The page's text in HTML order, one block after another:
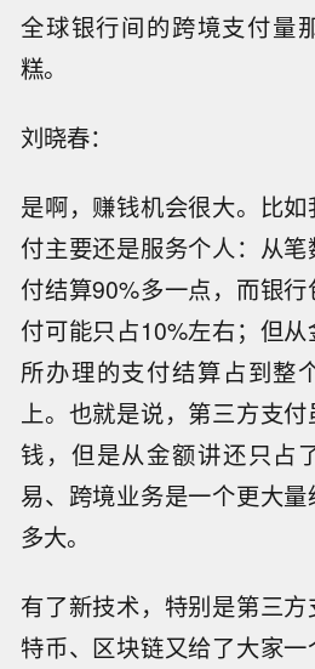
全球银行间的跨境支付量
糕。
刘晓春：
是啊，赚钱机会很大。比
付主要还是服务个人：从
付结算90%多一点，而银
付可能只占10%左右；但
所办理的支付结算占到整
上。也就是说，第三方支
钱，但是从金额讲还只占
易、跨境业务是一个更大
多大。
有了新技术，特别是第三
特币、区块链又给了大家